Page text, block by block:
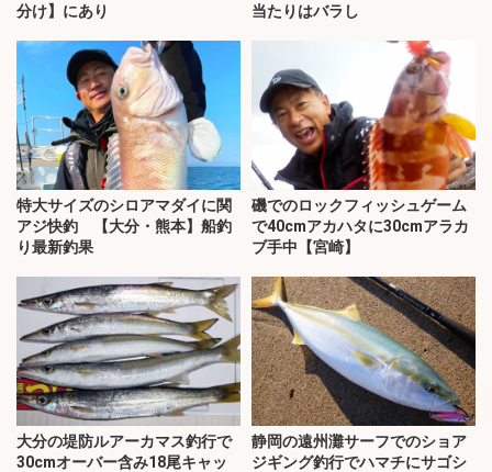
分け】にあり 当たりはバラし
特大サイズのシロアマダイに関
アジ快釣 【大分・熊本】船釣
り最新釣果
磯でのロックフィッシュゲーム
で40cmアカハタに30cmアラカ
ブ手中【宮崎】
大分の堤防ルアーカマス釣行で
30cmオーバー含み18尾キャッ
静岡の遠州灘サーフでのショア
ジギング釣行でハマチにサゴシ